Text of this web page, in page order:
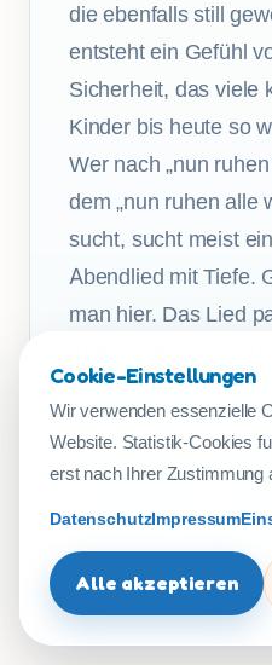
die ebenfalls still
entsteht ein Gefühl
Sicherheit, das viele
Kinder bis heute so
Wer nach „nun
dem „nun ruhen alle
sucht, sucht meist
Abendlied mit Tiefe.
man hier. Das Lied
Singmomenten und
nicht verspielt,
Cookie-Einstellungen
Wir verwenden essenzielle
Website. Statistik-Cookies
erst nach Ihrer Zustimmung
DatenschutzImpressum
Alle akzeptieren